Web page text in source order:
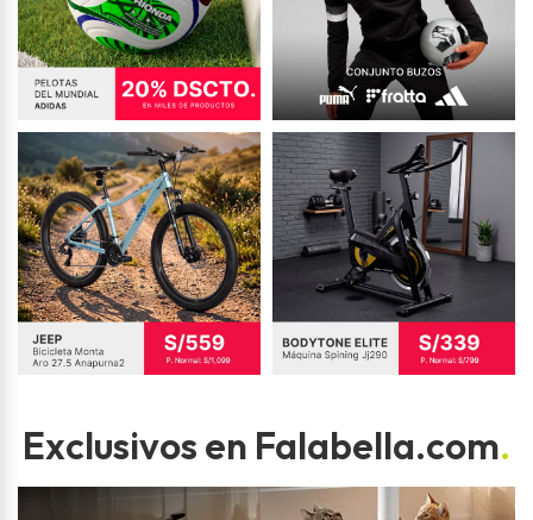
Exclusivos en Falabella.com.